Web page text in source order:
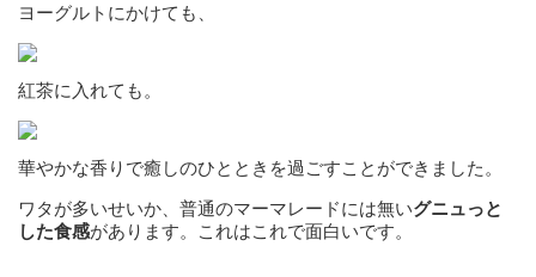
ヨーグルトにかけても、
紅茶に入れても。
華やかな香りで癒しのひとときを過ごすことができました。
ワタが多いせいか、普通のマーマレードには無いグニュっと
した食感があります。これはこれで面白いです。